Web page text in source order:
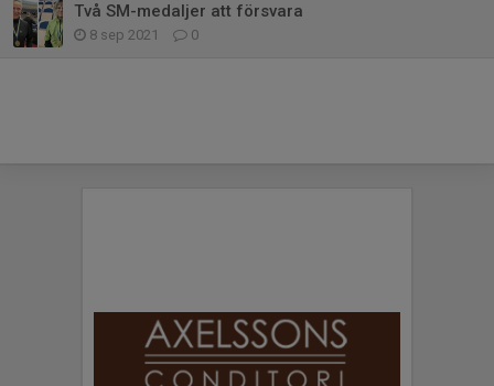
Två SM-medaljer att försvara
8 sep 2021 0